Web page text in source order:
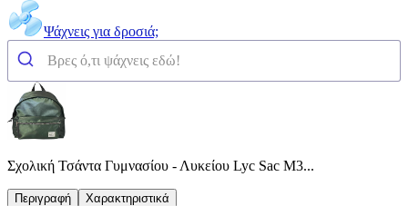
Ψάχνεις για δροσιά;
Σχολική Τσάντα Γυμνασίου - Λυκείου Lyc Sac Μ3...
Περιγραφή Χαρακτηριστικά